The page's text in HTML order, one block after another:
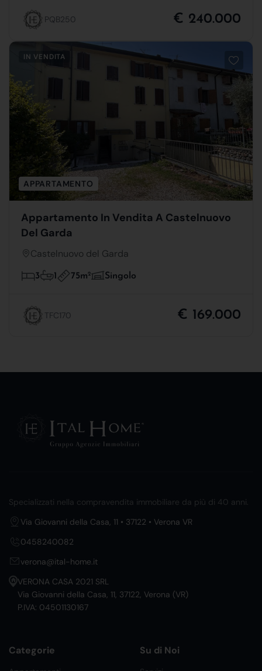
PQB250 € 240.000
IN VENDITA
APPARTAMENTO
Appartamento In Vendita A Castelnuovo
Del Garda
Castelnuovo del Garda
3 1 75m2 Singolo
TFC170 € 169.000
Specializzati nella compravendita immobiliare da più di 40 anni.
Via Giovanni della Casa, 11 • 37122 • Verona VR
0458240082
verona@ital-home.it
VERONA CASA 2021 SRL
Via Giovanni della Casa, 11, 37122, Verona (VR)
P.IVA: 04501130167
Categorie Su di Noi